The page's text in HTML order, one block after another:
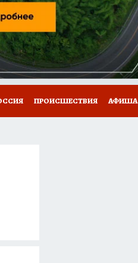
ПРОИСШЕСТВИЯ АФИША